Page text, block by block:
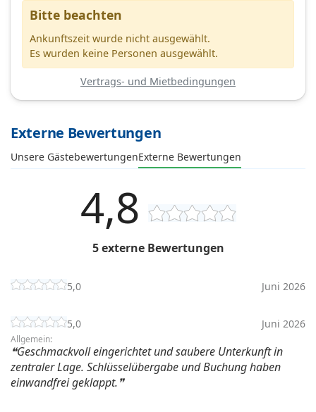
Bitte beachten
Ankunftszeit wurde nicht ausgewählt.
Es wurden keine Personen ausgewählt.
Vertrags- und Mietbedingungen
Externe Bewertungen
Unsere GästebewertungenExterne Bewertungen
4,8
5 externe Bewertungen
5,0 Juni 2026
5,0 Juni 2026
Allgemein:
Geschmackvoll eingerichtet und saubere Unterkunft in
zentraler Lage. Schlüsselübergabe und Buchung haben
einwandfrei geklappt.